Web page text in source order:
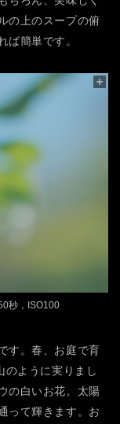
の上のスープの俯
ば簡単です。
秒，ISO100
す。春、お庭で育
のように実りまし
の白いお花。太陽
って輝きます。お